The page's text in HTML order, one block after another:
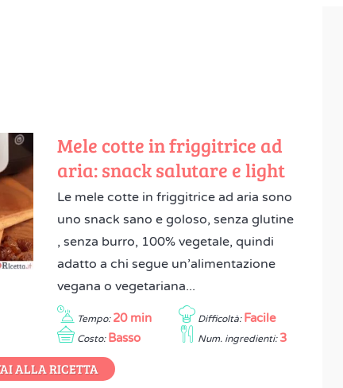
Mele cotte in friggitrice ad
aria: snack salutare e light
Le mele cotte in friggitrice ad aria sono
uno snack sano e goloso, senza glutine
, senza burro, 100% vegetale, quindi
adatto a chi segue un’alimentazione
vegana o vegetariana...
Tempo: 20 min Difficoltà: Facile
Costo: Basso Num. ingredienti: 3
ALLA RICETTA